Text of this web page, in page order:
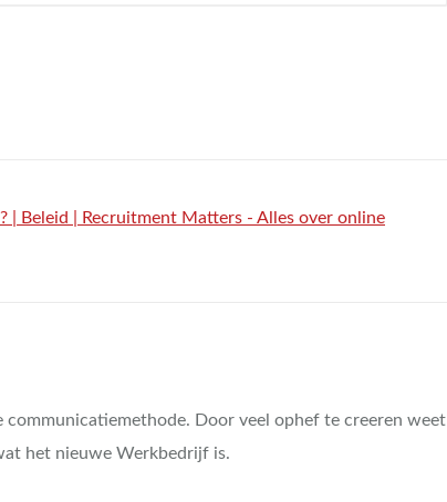
| Beleid | Recruitment Matters - Alles over online
communicatiemethode. Door veel ophef te creeren weet
het nieuwe Werkbedrijf is.